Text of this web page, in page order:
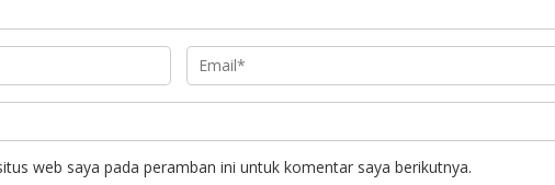
web saya pada peramban ini untuk komentar saya berikutnya.